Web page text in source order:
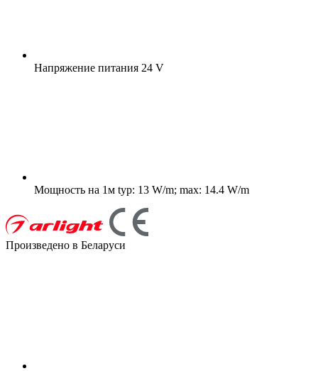
Напряжение питания 24 V
Мощность на 1м typ: 13 W/m; max: 14.4 W/m
Произведено в Беларуси